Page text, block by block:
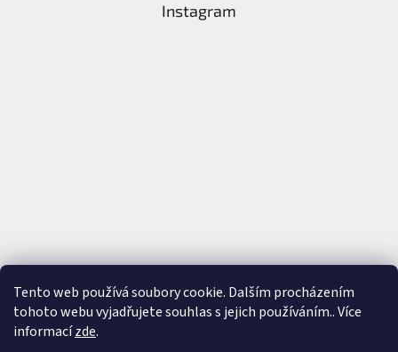
Tento web používá soubory cookie. Dalším procházením
tohoto webu vyjadřujete souhlas s jejich používáním.. Více
informacízde.
Instagram